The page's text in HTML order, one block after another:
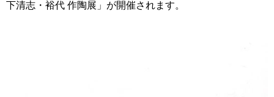
下清志・裕代 作陶展」が開催されます。